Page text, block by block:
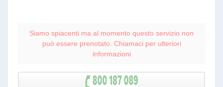
Siamo spiacenti ma al momento questo servizio non
può essere prenotato. Chiamaci per ulteriori
informazioni